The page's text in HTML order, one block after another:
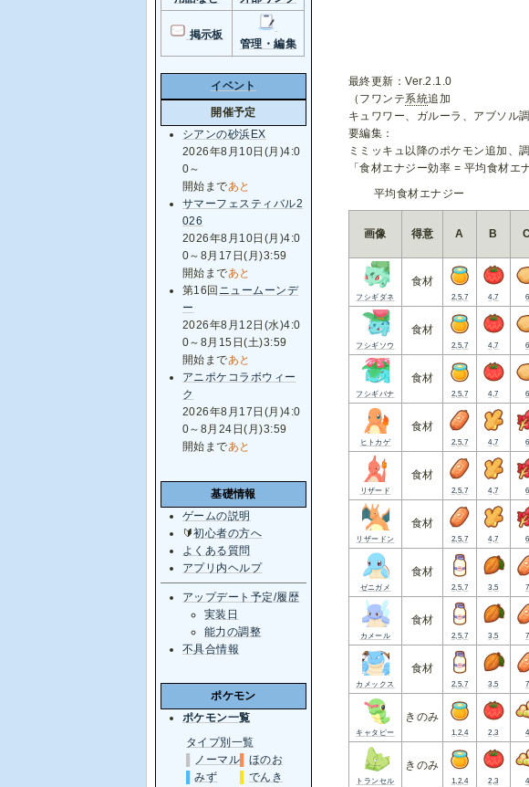
最終更新：Ver.2.1.0
（フワンテ系統追加
キュワワー、ガルーラ、アブソル調
要編集：
ミミッキュ以降のポケモン追加、
「食材エナジー効率 = 平均食材
平均食材エナジー
画像 得意 A B C
フシギダネ
食材
2,5,7 4,7 6
フシギソウ
食材
2,5,7 4,7 6
フシギバナ
食材
2,5,7 4,7 6
ヒトカゲ
食材
2,5,7 4,7 6
リザード
食材
2,5,7 4,7 6
リザードン
食材
2,5,7 4,7 6
ゼニガメ
食材
2,5,7 3,5 7
カメール
食材
2,5,7 3,5 7
カメックス
食材
2,5,7 3,5 7
キャタピー
きのみ
1,2,4 2,3 4
トランセル
きのみ
1,2,4 2,3 4
掲示板
管理・編集
イベント
開催予定
シアンの砂浜EX
2026年8月10日(月)4:0
0～
開始まであと
サマーフェスティバル2
026
2026年8月10日(月)4:0
0～8月17日(月)3:59
開始まであと
第16回 ニュームーンデ
ー
2026年8月12日(水)4:0
0～8月15日(土)3:59
開始まであと
アニポケコラボウィー
ク
2026年8月17日(月)4:0
0～8月24日(月)3:59
開始まであと
基礎情報
ゲームの説明
🔰初心者の方へ
よくある質問
アプリ内ヘルプ
アップデート予定/履歴
実装日
能力の調整
不具合情報
ポケモン
ポケモン一覧
タイプ別一覧
ノーマル
ほのお
▌みず
でんき